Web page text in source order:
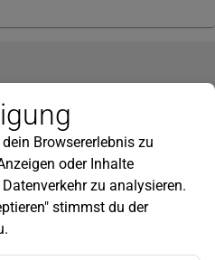
und mehr findest du in
Browsererlebnis zu
oder Inhalte
zu analysieren.
stimmst du der